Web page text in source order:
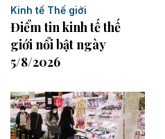
Kinh tế Thế giới
Điểm tin kinh tế thế
giới nổi bật ngày
5/8/2026